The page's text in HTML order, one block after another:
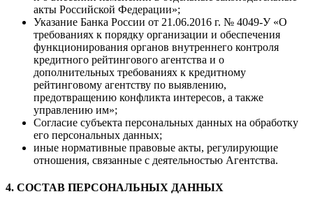
акты Российской Федерации»;
Указание Банка России от 21.06.2016 г. № 4049-У «О
требованиях к порядку организации и обеспечения
функционирования органов внутреннего контроля
кредитного рейтингового агентства и о
дополнительных требованиях к кредитному
рейтинговому агентству по выявлению,
предотвращению конфликта интересов, а также
управлению им»;
Согласие субъекта персональных данных на обработку
его персональных данных;
иные нормативные правовые акты, регулирующие
отношения, связанные с деятельностью Агентства.
4. СОСТАВ ПЕРСОНАЛЬНЫХ ДАННЫХ